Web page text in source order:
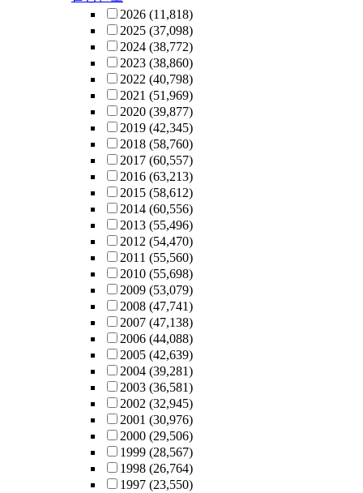
2026 (11,818)
2025 (37,098)
2024 (38,772)
2023 (38,860)
2022 (40,798)
2021 (51,969)
2020 (39,877)
2019 (42,345)
2018 (58,760)
2017 (60,557)
2016 (63,213)
2015 (58,612)
2014 (60,556)
2013 (55,496)
2012 (54,470)
2011 (55,560)
2010 (55,698)
2009 (53,079)
2008 (47,741)
2007 (47,138)
2006 (44,088)
2005 (42,639)
2004 (39,281)
2003 (36,581)
2002 (32,945)
2001 (30,976)
2000 (29,506)
1999 (28,567)
1998 (26,764)
1997 (23,550)